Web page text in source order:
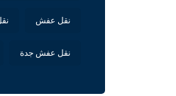
نقل عفش
نقل عفش جدة